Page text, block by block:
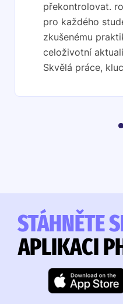
překontrolovat.
pro každého
zkušenému
celoživotní
Skvělá práce,
STÁHNĚTE
APLIKACI